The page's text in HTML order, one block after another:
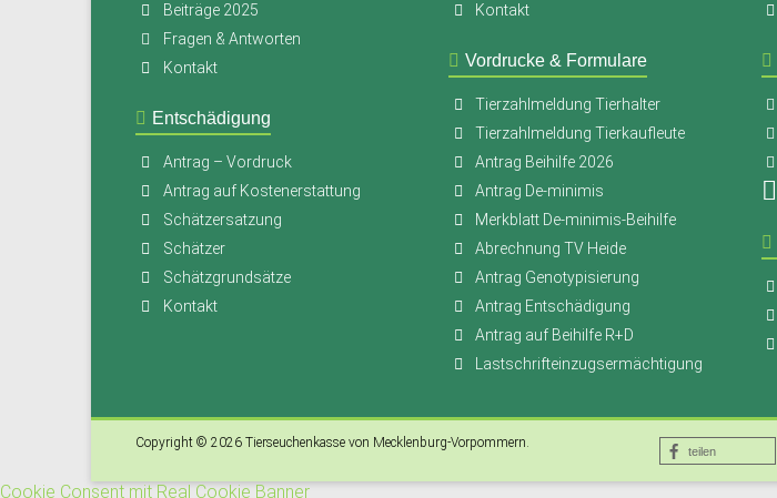
Beiträge 2025
Fragen & Antworten
Kontakt
Entschädigung
Antrag – Vordruck
Antrag auf Kostenerstattung
Schätzersatzung
Schätzer
Schätzgrundsätze
Kontakt
Kontakt
Vordrucke & Formulare
Tierzahlmeldung Tierhalter
Tierzahlmeldung Tierkaufleute
Antrag Beihilfe 2026
Antrag De-minimis
Merkblatt De-minimis-Beihilfe
Abrechnung TV Heide
Antrag Genotypisierung
Antrag Entschädigung
Antrag auf Beihilfe R+D
Lastschrifteinzugsermächtigung
Copyright © 2026 Tierseuchenkasse von Mecklenburg-Vorpommern.
teilen
Cookie Consent mit Real Cookie Banner